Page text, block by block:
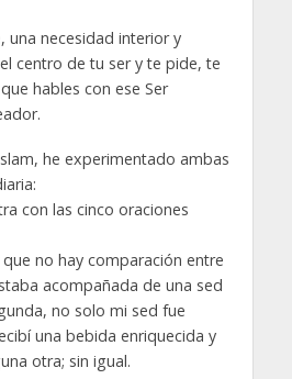
una necesidad interior y
centro de tu ser y te pide, te
hables con ese Ser
he experimentado ambas
con las cinco oraciones
no hay comparación entre
acompañada de una sed
no solo mi sed fue
una bebida enriquecida y
otra; sin igual.